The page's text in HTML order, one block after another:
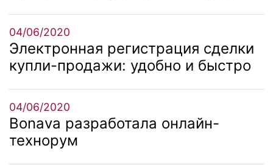
04/06/2020
Электронная регистрация сделки
купли-продажи: удобно и быстро
04/06/2020
Bonava разработала онлайн-
технорум